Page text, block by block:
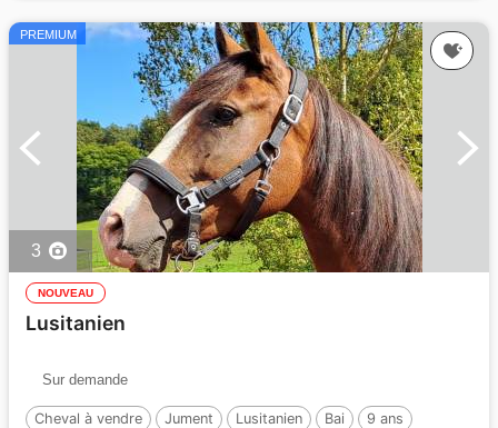
PREMIUM
3
NOUVEAU
Lusitanien
Sur demande
Cheval à vendre Jument Lusitanien Bai
9 ans